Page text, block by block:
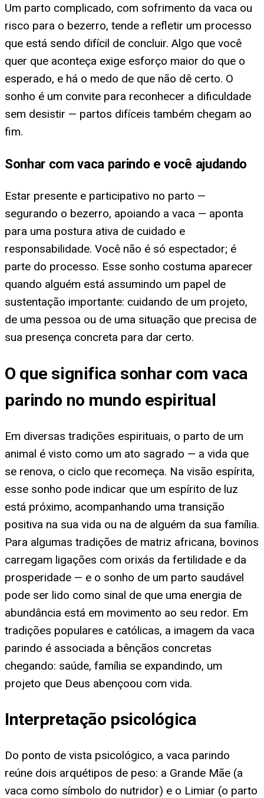
Um parto complicado, com sofrimento da vaca ou
risco para o bezerro, tende a refletir um processo
que está sendo difícil de concluir. Algo que você
quer que aconteça exige esforço maior do que o
esperado, e há o medo de que não dê certo. O
sonho é um convite para reconhecer a dificuldade
sem desistir — partos difíceis também chegam ao
fim.
Sonhar com vaca parindo e você ajudando
Estar presente e participativo no parto —
segurando o bezerro, apoiando a vaca — aponta
para uma postura ativa de cuidado e
responsabilidade. Você não é só espectador; é
parte do processo. Esse sonho costuma aparecer
quando alguém está assumindo um papel de
sustentação importante: cuidando de um projeto,
de uma pessoa ou de uma situação que precisa de
sua presença concreta para dar certo.
O que significa sonhar com vaca
parindo no mundo espiritual
Em diversas tradições espirituais, o parto de um
animal é visto como um ato sagrado — a vida que
se renova, o ciclo que recomeça. Na visão espírita,
esse sonho pode indicar que um espírito de luz
está próximo, acompanhando uma transição
positiva na sua vida ou na de alguém da sua família.
Para algumas tradições de matriz africana, bovinos
carregam ligações com orixás da fertilidade e da
prosperidade — e o sonho de um parto saudável
pode ser lido como sinal de que uma energia de
abundância está em movimento ao seu redor. Em
tradições populares e católicas, a imagem da vaca
parindo é associada a bênçãos concretas
chegando: saúde, família se expandindo, um
projeto que Deus abençoou com vida.
Interpretação psicológica
Do ponto de vista psicológico, a vaca parindo
reúne dois arquétipos de peso: a Grande Mãe (a
vaca como símbolo do nutridor) e o Limiar (o parto